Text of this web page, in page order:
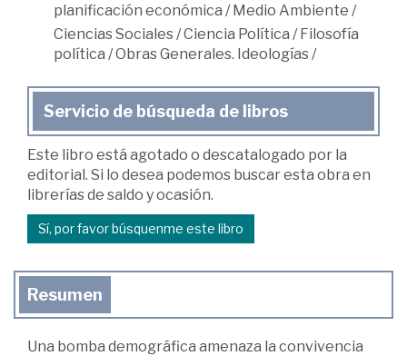
planificación económica /Medio Ambiente /
Ciencias Sociales /Ciencia Política /Filosofía
política /Obras Generales. Ideologías /
Servicio de búsqueda de libros
Este libro está agotado o descatalogado por la
editorial. Si lo desea podemos buscar esta obra en
librerías de saldo y ocasión.
Sí, por favor búsquenme este libro
Resumen
Una bomba demográfica amenaza la convivencia